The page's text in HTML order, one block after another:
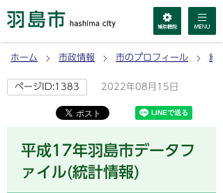
ホーム 市政情報 市のプロフィール 統計
ページID:1383 2022年08月15日
平成17年羽島市データフ
ァイル(統計情報)